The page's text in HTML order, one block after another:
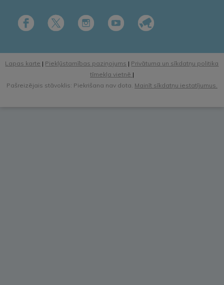
Lapas karte | Piekļūstamības paziņojums | Privātuma un sīkdatņu politika
tīmekļa vietnē |
Pašreizējais stāvoklis: Piekrišana nav dota. Mainīt sīkdatņu iestatījumus.